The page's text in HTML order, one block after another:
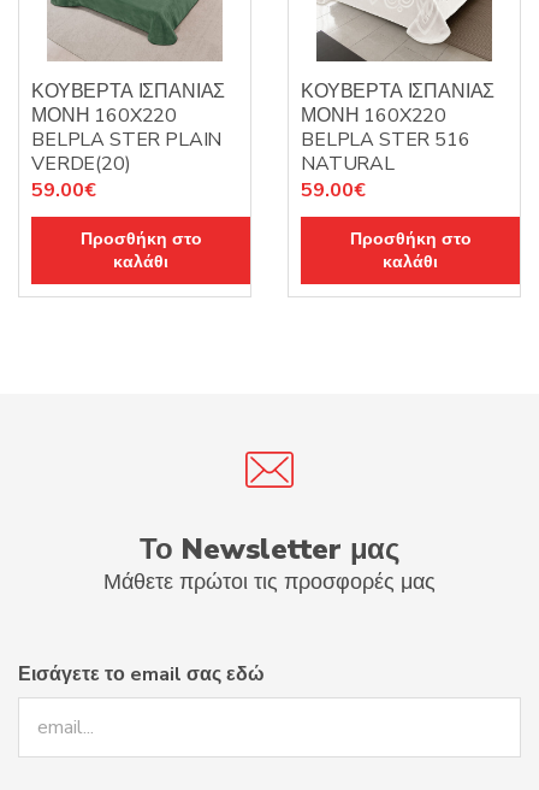
ΚΟΥΒΕΡΤΑ ΙΣΠΑΝΙΑΣ
ΜΟΝΗ 160X220
BELPLA STER PLAIN
VERDE(20)
59.00€
Προσθήκη στο
καλάθι
ΚΟΥΒΕΡΤΑ ΙΣΠΑΝΙΑΣ
ΜΟΝΗ 160X220
BELPLA STER 516
NATURAL
59.00€
Προσθήκη στο
καλάθι
Το Newsletter μας
Μάθετε πρώτοι τις προσφορές μας
Εισάγετε το email σας εδώ